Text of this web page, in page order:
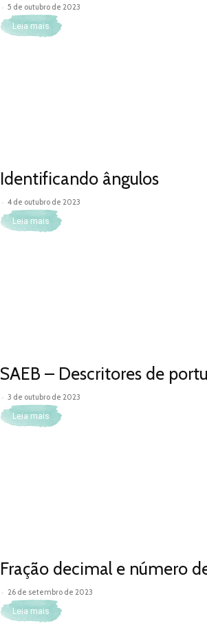
- 5 de outubro de 2023
Leia mais
Identificando ângulos
- 4 de outubro de 2023
Leia mais
SAEB – Descritores de
- 3 de outubro de 2023
Leia mais
Fração decimal e número
- 26 de setembro de 2023
Leia mais